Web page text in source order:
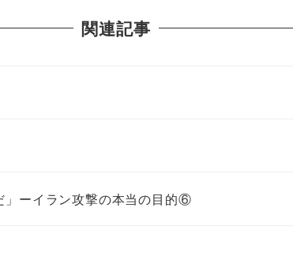
関連記事
」ーイラン攻撃の本当の目的⑥